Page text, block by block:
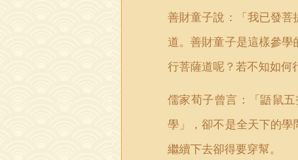
善財童子說：「我已發
道。善財童子是這樣參
行菩薩道呢？若不知如何
儒家荀子曾言：「鼯鼠
學」，卻不是全天下的學
繼續下去卻得要穿幫。